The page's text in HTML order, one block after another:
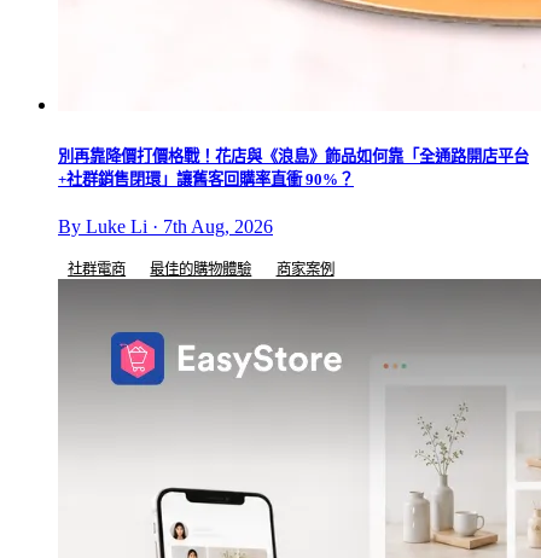
別再靠降價打價格戰！花店與《浪島》飾品如何靠「全通路開店平台
+社群銷售閉環」讓舊客回購率直衝 90%？
By Luke Li · 7th Aug, 2026
社群電商 最佳的購物體驗 商家案例